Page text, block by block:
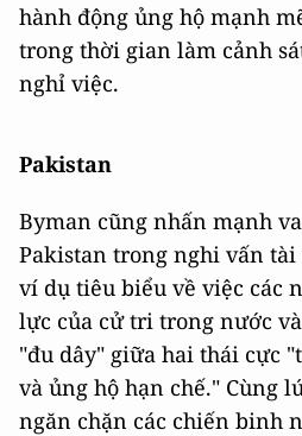
hành động ủng hộ mạnh
trong thời gian làm cảnh
nghỉ việc.
Pakistan
Byman cũng nhấn mạnh
Pakistan trong nghi vấn
ví dụ tiêu biểu về việc các
lực của cử tri trong nước
"đu dây" giữa hai thái cực
và ủng hộ hạn chế." Cùng
ngăn chặn các chiến binh